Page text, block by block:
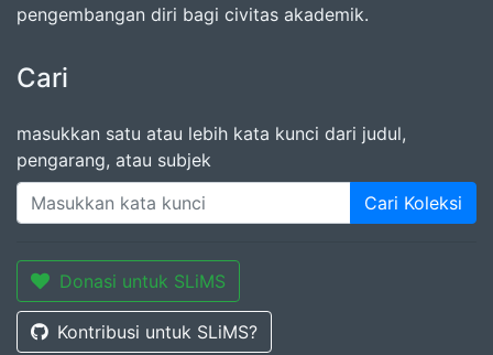
pengembangan diri bagi civitas akademik.
Cari
masukkan satu atau lebih kata kunci dari judul,
pengarang, atau subjek
Cari Koleksi
Donasi untuk SLiMS
Kontribusi untuk SLiMS?